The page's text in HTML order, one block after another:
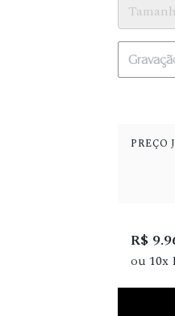
PREÇO
R$
ou10x